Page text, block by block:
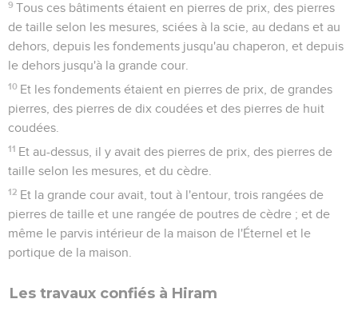
9 Tous ces bâtiments étaient en pierres de prix, des pierres
de taille selon les mesures, sciées à la scie, au dedans et au
dehors, depuis les fondements jusqu'au chaperon, et depuis
le dehors jusqu'à la grande cour.
10 Et les fondements étaient en pierres de prix, de grandes
pierres, des pierres de dix coudées et des pierres de huit
coudées.
11 Et au-dessus, il y avait des pierres de prix, des pierres de
taille selon les mesures, et du cèdre.
12 Et la grande cour avait, tout à l'entour, trois rangées de
pierres de taille et une rangée de poutres de cèdre ; et de
même le parvis intérieur de la maison de l'Éternel et le
portique de la maison.
Les travaux confiés à Hiram